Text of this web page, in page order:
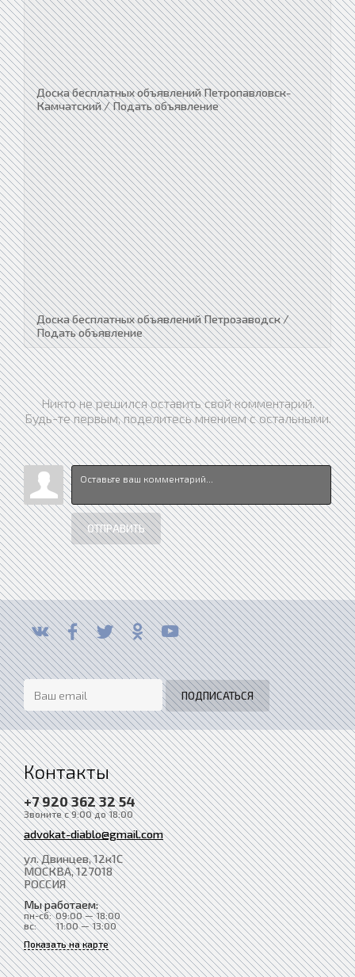
Доска бесплатных объявлений Петропавловск-
Камчатский / Подать объявление
Доска бесплатных объявлений Петрозаводск /
Подать объявление
Никто не решился оставить свой комментарий.
Будь-те первым, поделитесь мнением с остальными.
ОТПРАВИТЬ
Контакты
+7 920 362 32 54
Звоните с 9:00 до 18:00
advokat-diablo@gmail.com
ул. Двинцев, 12к1С
МОСКВА, 127018
РОССИЯ
Мы работаем:
пн-сб: 09:00 — 18:00
вс:
11:00 — 13:00
Показать на карте